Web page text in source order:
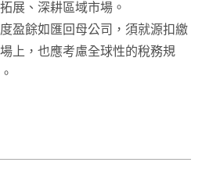
展、深耕區域市場。
盈餘如匯回母公司，須就源扣繳
上，也應考慮全球性的稅務規